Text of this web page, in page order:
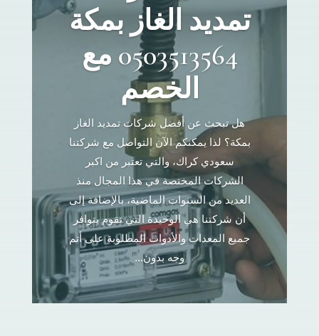
تمديد الغاز بمكة
0503513564 مع
الخصم
هل تبحث عن أفضل شركات تمديد الغاز
بمكة؟ لذا يمكنكم الآن التواصل مع شركتنا
سعودي كراك، والتي تعتبر من اكبر
الشركات المختصة في هذا المجال منذ
العديد من السنوات الماضية، بالإضافة إلى
أن شركتنا هي الوحيدة التي تقوم بتوافر
جميع المعدات والأدوات المطلوبة على أتم
وجه بدون...